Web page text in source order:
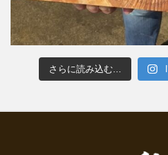
さらに読み込む...